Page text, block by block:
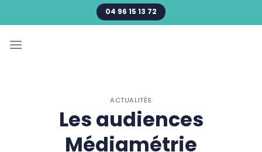
au
04 96 15 13 72
ACTUALITÉS
Les audiences
Médiamétrie